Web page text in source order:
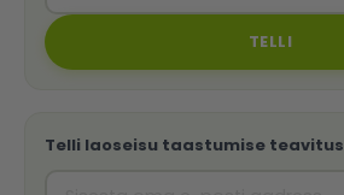
TELLI
Telli laoseisu taastumise teavitus